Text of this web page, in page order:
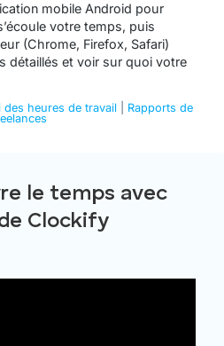
mobile Android pour
votre temps, puis
(Chrome, Firefox, Safari)
détaillés et voir sur quoi votre
des heures de travail
Rapports de
le temps avec
Clockify